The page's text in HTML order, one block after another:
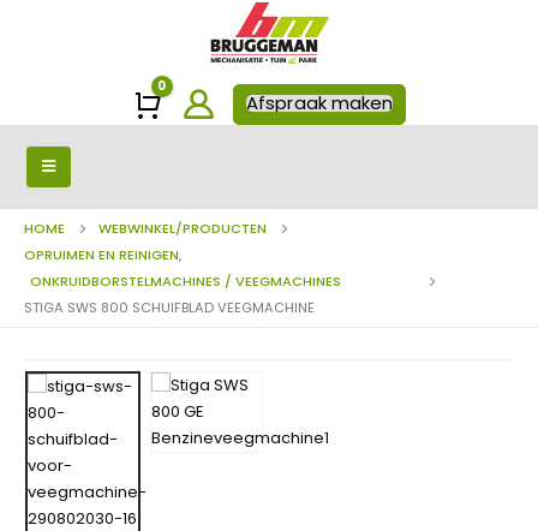
Winkelwagen
0
Afspraak maken
HOME
WEBWINKEL/PRODUCTEN
OPRUIMEN EN REINIGEN,
ONKRUIDBORSTELMACHINES / VEEGMACHINES
STIGA SWS 800 SCHUIFBLAD VEEGMACHINE